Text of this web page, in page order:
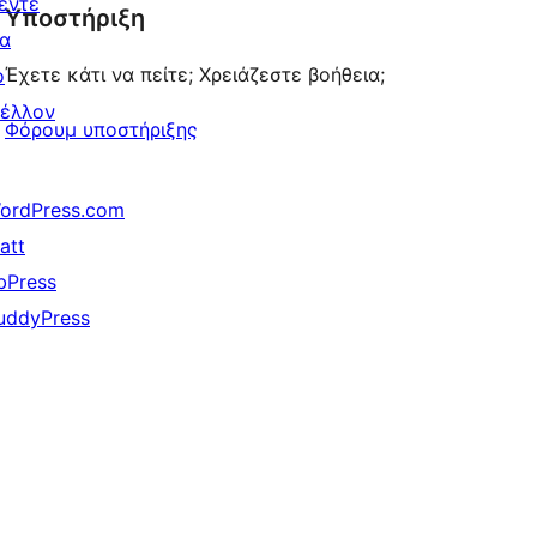
reviews
Υποστήριξη
Έχετε κάτι να πείτε; Χρειάζεστε βοήθεια;
Φόρουμ υποστήριξης